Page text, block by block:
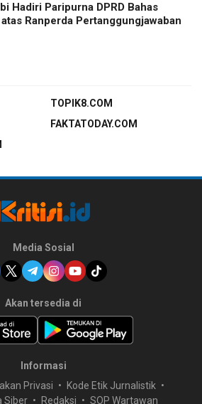
Hadiri Paripurna DPRD Bahas
Ranperda Pertanggungjawaban
TOPIK8.COM
FAKTATODAY.COM
Media Sosial
Akan tersedia di
Informasi
Privasi
Kode Etik Jurnalistik
Siber
Redaksi SOP Wartawan